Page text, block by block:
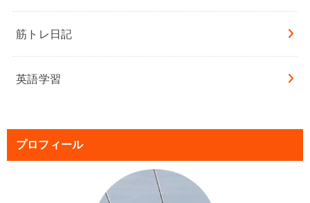
筋トレ日記
英語学習
プロフィール